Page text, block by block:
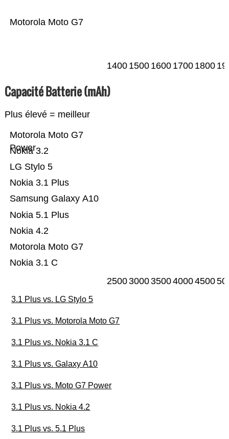
Motorola Moto G7
1400 1500 1600 1700 1800
Capacité Batterie (mAh)
Plus élevé = meilleur
Nokia 3.1 C
Motorola Moto G7
Nokia 4.2
Nokia 5.1 Plus
Samsung Galaxy A10
Nokia 3.1 Plus
LG Stylo 5
Nokia 3.2
Motorola Moto G7
Power
25003000350040004500
3.1 Plus vs. LG Stylo 5
3.1 Plus vs. Motorola Moto G7
3.1 Plus vs. Nokia 3.1 C
3.1 Plus vs. Galaxy A10
3.1 Plus vs. Moto G7 Power
3.1 Plus vs. Nokia 4.2
3.1 Plus vs. 5.1 Plus